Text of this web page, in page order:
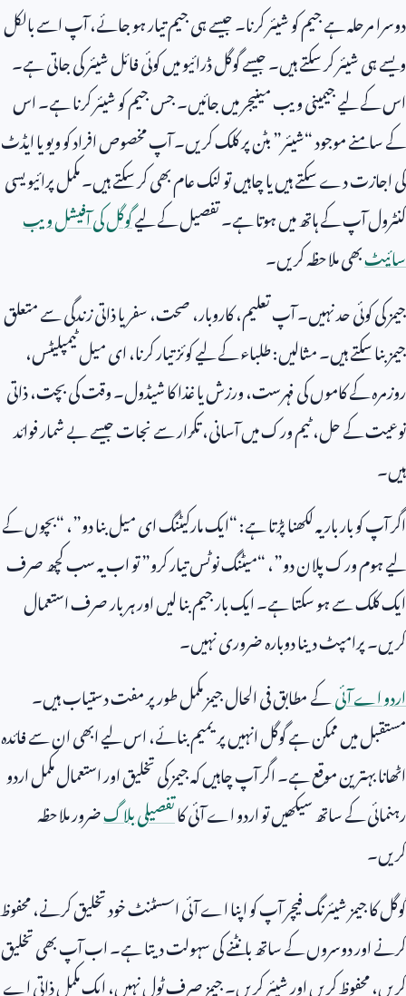
دوسرا مرحلہ ہے جیم کو شیئر کرنا۔ جیسے ہی جیم تیار ہو جائے، آپ اسے بالکل
ویسے ہی شیئر کر سکتے ہیں۔ جیسے گوگل ڈرائیو میں کوئی فائل شیئر کی جاتی ہے۔
اس کے لیے جیمینی ویب مینیجر میں جائیں۔ جس جیم کو شیئر کرنا ہے۔ اس
کے سامنے موجود “شیئر” بٹن پر کلک کریں۔ آپ مخصوص افراد کو ویو یا ایڈٹ
کی اجازت دے سکتے ہیں یا چاہیں تو لنک عام بھی کر سکتے ہیں۔ مکمل پرائیویسی
کنٹرول آپ کے ہاتھ میں ہوتا ہے۔ تفصیل کے لیےگوگل کی آفیشل ویب
سائیٹبھی ملاحظہ کریں۔
جیمز کی کوئی حد نہیں۔ آپ تعلیم، کاروبار، صحت، سفر یا ذاتی زندگی سے متعلق
جیمز بنا سکتے ہیں۔ مثالیں: طلباء کے لیے کوئز تیار کرنا، ای میل ٹیمپلیٹس،
روزمرہ کے کاموں کی فہرست، ورزش یا غذا کا شیڈول۔ وقت کی بچت، ذاتی
نوعیت کے حل، ٹیم ورک میں آسانی، تکرار سے نجات جیسے بے شمار فوائد
ہیں۔
اگر آپ کو بار بار یہ لکھنا پڑتا ہے: “ایک مارکیٹنگ ای میل بنا دو”، “بچوں کے
لیے ہوم ورک پلان دو”، “میٹنگ نوٹس تیار کرو” تو اب یہ سب کچھ صرف
ایک کلک سے ہو سکتا ہے۔ ایک بار جیم بنا لیں اور ہر بار صرف استعمال
کریں۔ پرامپٹ دینا دوبارہ ضروری نہیں۔
اردو اے آئیکے مطابق فی الحال جیمز مکمل طور پر مفت دستیاب ہیں۔
مستقبل میں ممکن ہے گوگل انہیں پریمیم بنائے، اس لیے ابھی ان سے فائدہ
اٹھانا بہترین موقع ہے۔ اگر آپ چاہیں کہ جیمز کی تخلیق اور استعمال مکمل اردو
رہنمائی کے ساتھ سیکھیں تو اردو اے آئی کاتفصیلی بلاگضرور ملاحظہ
کریں۔
گوگل کا جیمز شیئرنگ فیچر آپ کو اپنا اے آئی اسسٹنٹ خود تخلیق کرنے، محفوظ
کرنے اور دوسروں کے ساتھ بانٹنے کی سہولت دیتا ہے۔ اب آپ بھی تخلیق
کریں، محفوظ کریں اور شیئر کریں۔ جیمز صرف ٹول نہیں، ایک مکمل ذاتی اے